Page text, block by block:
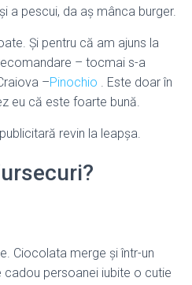
a pescui, da aș mânca burger.
Și pentru că am ajuns la
– tocmai s-a
–Pinochio . Este doar în
eu că este foarte bună.
revin la leapșa.
Ciocolata merge și într-un
persoanei iubite o cutie